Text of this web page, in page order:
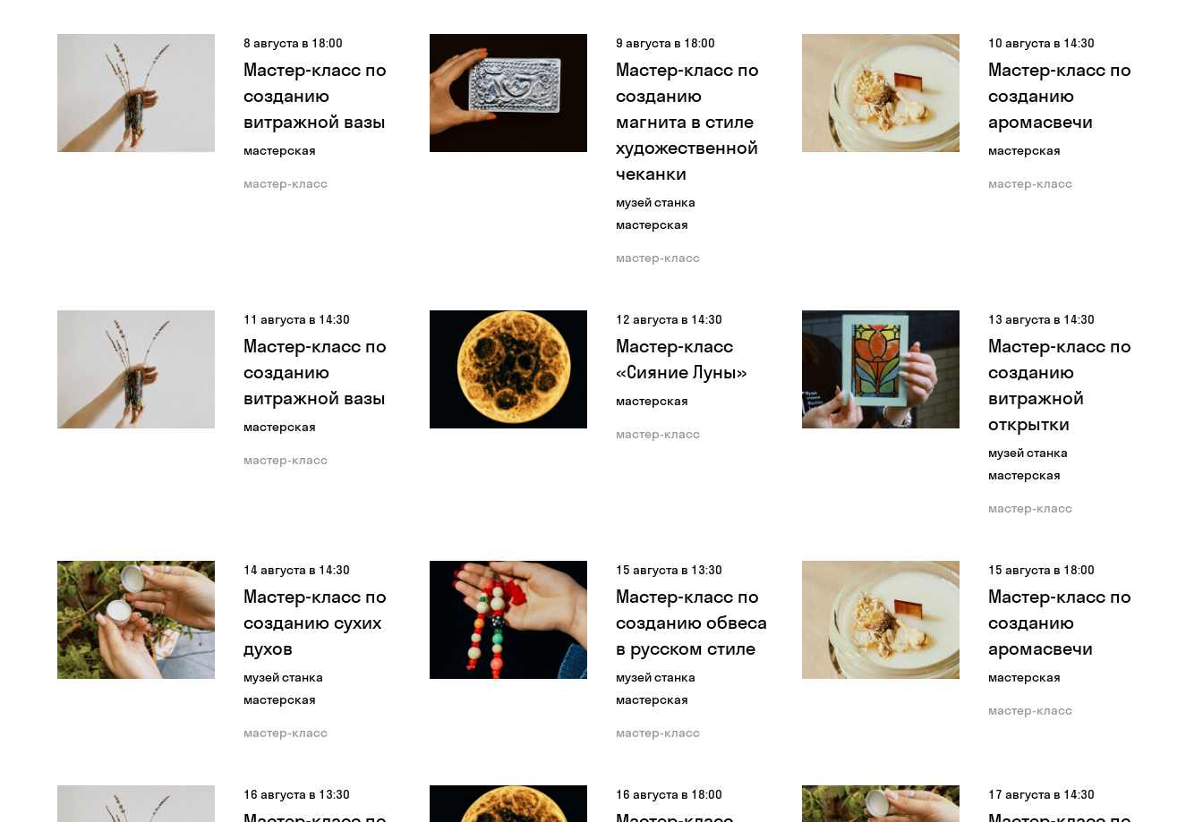
8 августа в 18:00
Мастер-класс по
созданию
витражной вазы
мастерская
мастер-класс
9 августа в 18:00
Мастер-класс по
созданию
магнита в стиле
художественной
чеканки
музей станка
мастерская
мастер-класс
10 августа в 14:30
Мастер-класс по
созданию
аромасвечи
мастерская
мастер-класс
11 августа в 14:30
Мастер-класс по
созданию
витражной вазы
мастерская
мастер-класс
12 августа в 14:30
Мастер-класс
«Сияние Луны»
мастерская
мастер-класс
13 августа в 14:30
Мастер-класс по
созданию
витражной
открытки
музей станка
мастерская
мастер-класс
14 августа в 14:30
Мастер-класс по
созданию сухих
духов
музей станка
мастерская
мастер-класс
15 августа в 13:30
Мастер-класс по
созданию обвеса
в русском стиле
музей станка
мастерская
мастер-класс
15 августа в 18:00
Мастер-класс по
созданию
аромасвечи
мастерская
мастер-класс
16 августа в 13:30 16 августа в 18:00 17 августа в 14:30